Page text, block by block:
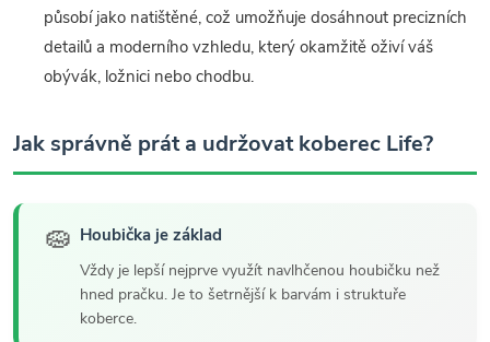
působí jako natištěné, což umožňuje dosáhnout precizních
detailů a moderního vzhledu, který okamžitě oživí váš
obývák, ložnici nebo chodbu.
Jak správně prát a udržovat koberec Life?
🧽 Houbička je základ
Vždy je lepší nejprve využít navlhčenou houbičku než
hned pračku. Je to šetrnější k barvám i struktuře
koberce.